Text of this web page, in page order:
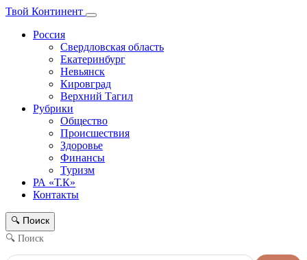
Твой Континент
Россия
Свердловская область
Екатеринбург
Невьянск
Кировград
Верхний Тагил
Рубрики
Общество
Происшествия
Здоровье
Финансы
Туризм
РА «Т.К»
Контакты
🔍 Поиск
🔍 Поиск